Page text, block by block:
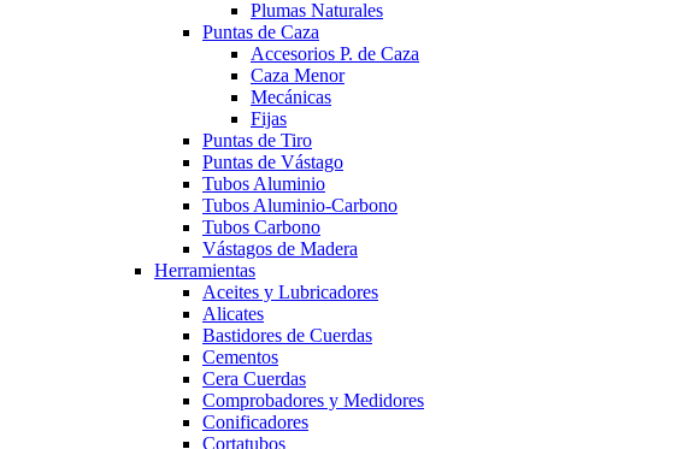
Plumas Naturales
Puntas de Caza
Accesorios P. de Caza
Caza Menor
Mecánicas
Fijas
Puntas de Tiro
Puntas de Vástago
Tubos Aluminio
Tubos Aluminio-Carbono
Tubos Carbono
Vástagos de Madera
Herramientas
Aceites y Lubricadores
Alicates
Bastidores de Cuerdas
Cementos
Cera Cuerdas
Comprobadores y Medidores
Conificadores
Cortatubos